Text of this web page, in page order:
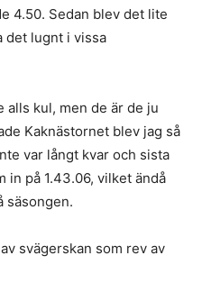
4.50. Sedan blev det lite
det lugnt i vissa
alls kul, men de är de ju
Kaknästornet blev jag så
var långt kvar och sista
in på 1.43.06, vilket ändå
säsongen.
svägerskan som rev av